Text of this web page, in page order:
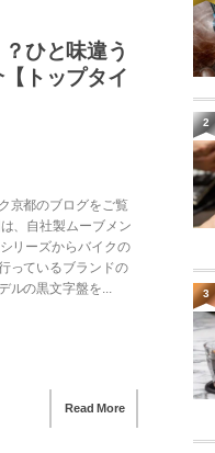
ひと味違う
トップタイ
京都のブログをご覧
、自社製ムーブメン
リーズからバイクの
っているブランドの
ルの黒文字盤を...
Read More
2
3